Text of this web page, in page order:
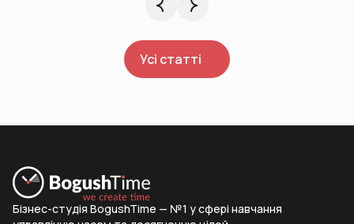
Усі статті
Бізнес-студія BogushTime — №1 у сфері навчання